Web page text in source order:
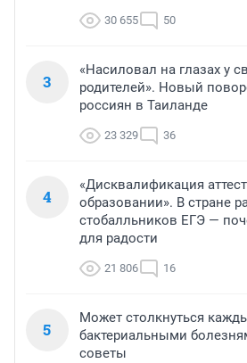
30 655 50
3
«Насиловал на глазах у
родителей». Новый
россиян в Таиланде
23 329 36
4
«Дисквалификация
образовании». В стране
стобалльников ЕГЭ —
для радости
21 806 16
5
Может столкнуться
бактериальными
советы